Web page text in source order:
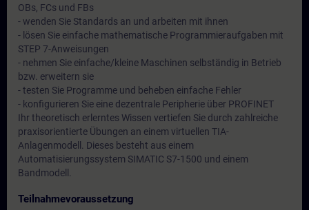
OBs, FCs und FBs
- wenden Sie Standards an und arbeiten mit ihnen
- lösen Sie einfache mathematische Programmieraufgaben mit
STEP 7-Anweisungen
- nehmen Sie einfache/kleine Maschinen selbständig in Betrieb
bzw. erweitern sie
- testen Sie Programme und beheben einfache Fehler
- konfigurieren Sie eine dezentrale Peripherie über PROFINET
Ihr theoretisch erlerntes Wissen vertiefen Sie durch zahlreiche
praxisorientierte Übungen an einem virtuellen TIA-
Anlagenmodell. Dieses besteht aus einem
Automatisierungssystem SIMATIC S7-1500 und einem
Bandmodell.
Teilnahmevoraussetzung